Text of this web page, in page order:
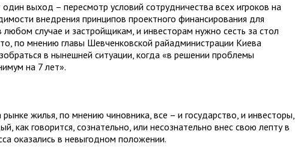
выход – пересмотр условий сотрудничества всех игроков на
внедрения принципов проектного финансирования для
случае и застройщикам, и инвесторам нужно сесть за стол
по мнению главы Шевченковской райадминистрации Киева
в нынешней ситуации, когда «в решении проблемы
на 7 лет».
жилья, по мнению чиновника, все – и государство, и инвесторы,
говорится, сознательно, или несознательно внес свою лепту в
оказались в невыгодном положении.